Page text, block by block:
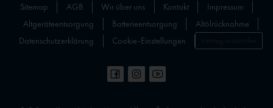
Sitemap AGB Wir über uns Kontakt
Impressum
Altgeräteentsorgung
Batterieentsorgung
Altölrücknahme
Datenschutzerklärung
Cookie-Einstellungen